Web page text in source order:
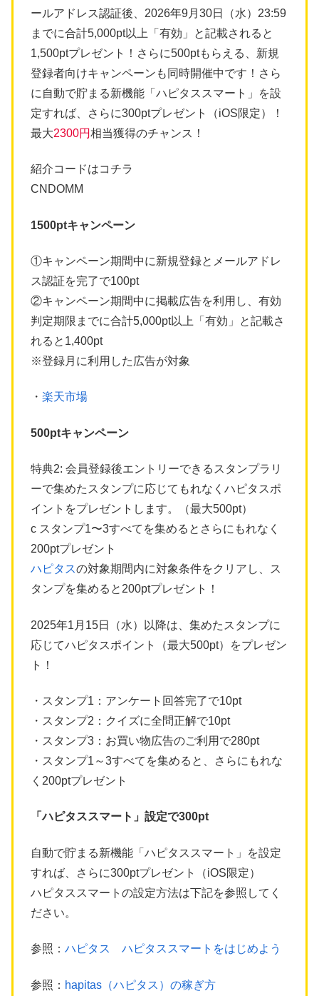
ールアドレス認証後、2026年9月30日（水）23:59
までに合計5,000pt以上「有効」と記載されると
1,500ptプレゼント！さらに500ptもらえる、新規
登録者向けキャンペーンも同時開催中です！さら
に自動で貯まる新機能「ハピタススマート」を設
定すれば、さらに300ptプレゼント（iOS限定）！
最大2300円相当獲得のチャンス！
紹介コードはコチラ
CNDOMM
1500ptキャンペーン
①キャンペーン期間中に新規登録とメールアドレ
ス認証を完了で100pt
②キャンペーン期間中に掲載広告を利用し、有効
判定期限までに合計5,000pt以上「有効」と記載さ
れると1,400pt
※登録月に利用した広告が対象
・ 楽天市場
500ptキャンペーン
特典2: 会員登録後エントリーできるスタンプラリ
ーで集めたスタンプに応じてもれなくハピタスポ
イントをプレゼントします。（最大500pt）
c スタンプ1〜3すべてを集めるとさらにもれなく
200ptプレゼント
ハピタスの対象期間内に対象条件をクリアし、ス
タンプを集めると200ptプレゼント！
2025年1月15日（水）以降は、集めたスタンプに
応じてハピタスポイント（最大500pt）をプレゼン
ト！
・スタンプ1：アンケート回答完了で10pt
・スタンプ2：クイズに全問正解で10pt
・スタンプ3：お買い物広告のご利用で280pt
・スタンプ1～3すべてを集めると、さらにもれな
く200ptプレゼント
「ハピタススマート」設定で300pt
自動で貯まる新機能「ハピタススマート」を設定
すれば、さらに300ptプレゼント（iOS限定）
ハピタススマートの設定方法は下記を参照してく
ださい。
参照： ハピタス ハピタススマートをはじめよう
参照： hapitas（ハピタス）の稼ぎ方